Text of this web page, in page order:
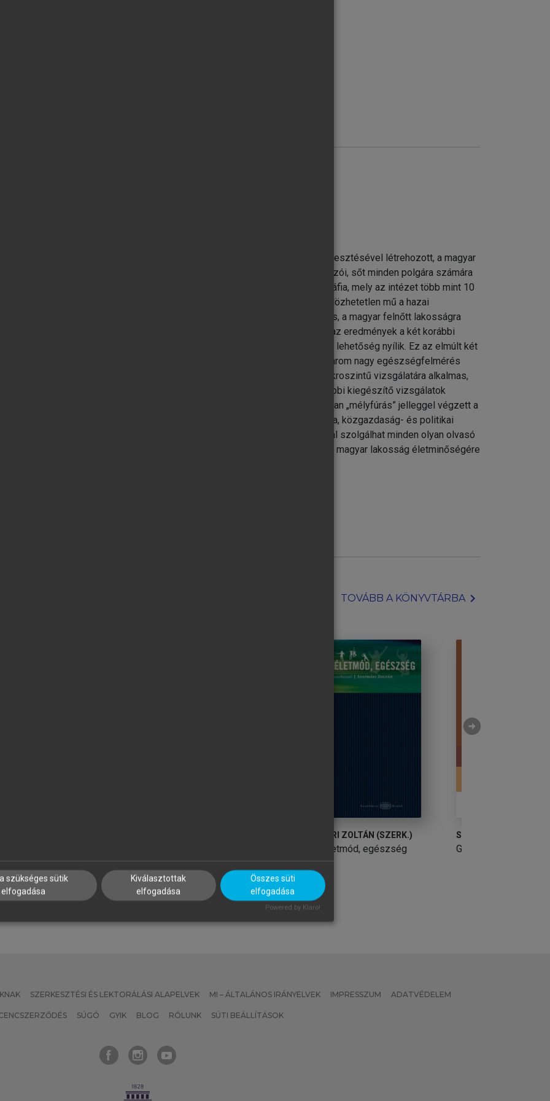
tudományos iskolája által, Kopp Mária, Kovács Mónika Erika szerkesztésével létrehozott, a magyar
monográfiája a XXI. század orvosa, egészségügyi szakembere, döntéshozói, sőt minden polgára számára
betegségekkel kapcsolatos életminőség kérdésével. A monográfia, mely az intézet több mint 10
a témával kapcsolatos nemzetközi eredményekkel, egyedülálló és nélkülözhetetlen mű a hazai
bemutatásra kerülő eredmények zöme a Hungarostudy 2002 országos, a magyar felnőtt lakosságra
egészségfelmérésen alapul. Ugyanakkor számos tényező esetében az eredmények a két korábbi
így összehasonlításra, longitudinális összefüggések vizsgálatára is lehetőség nyílik. Ez az elmúlt két
hatásainak értékelése szempontjából különös jelentőséggel bír. Amíg a három nagy egészségfelmérés
és azok sokrétű – többváltozós összefüggéseinek társadalmi – makroszintű vizsgálatára alkalmas,
specifikus, mélyebb – mikroszintű – összefüggések elemzésére további kiegészítő vizsgálatok
számos fejezetben a tudományos iskola kutatói bemutatják az adott témában „mélyfúrás” jelleggel végzett a
az egészségügy, pszichológia, szociológia, antropológia, bioetika, pedagógia, közgazdaság- és politikai
munkát végző és döntéshozó – szakembernek. Hasznos információval szolgálhat minden olyan olvasó
meghatározóit szeretné megismerni, munkájában felhasználni, s kiváncsi a magyar lakosság életminőségére
nepesseg-eletminosege-az-ezredfordulon//
TOVÁBB A KÖNYVTÁRBAchevron_right
immunológia alapjai
SZÉKÁCS BÉLA (SZERK.)
Geriátria
arrow_circle_right
SZERKESZTÉSI ÉS LEKTORÁLÁSI ALAPELVEK MI – ÁLTALÁNOS IRÁNYELVEK IMPRESSZUM ADATVÉDELEM
SÚGÓ GYIK BLOG RÓLUNK SÜTI BEÁLLÍTÁSOK
szükséges sütik
elfogadása
Kiválasztottak
elfogadása
Összes süti
elfogadása
Powered by Klaro!